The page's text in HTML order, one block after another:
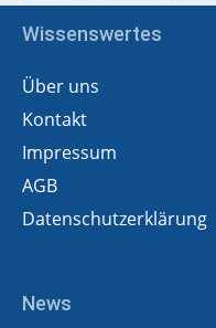
Wissenswertes
Über uns
Kontakt
Impressum
AGB
Datenschutzerklärung
News